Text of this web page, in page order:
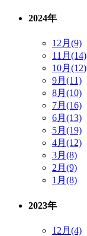
2024年
12月(9)
11月(14)
10月(12)
9月(11)
8月(10)
7月(16)
6月(13)
5月(19)
4月(12)
3月(8)
2月(9)
1月(8)
2023年
12月(4)